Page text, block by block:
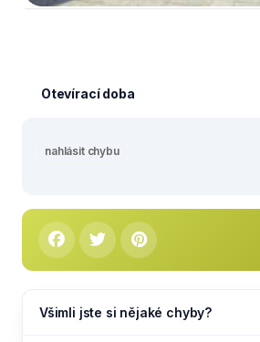
Otevírací doba
nahlásit chybu
Všimli jste si nějaké chyby?